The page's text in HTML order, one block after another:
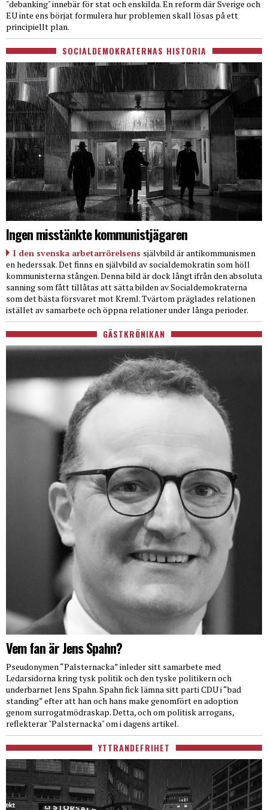
"debanking" innebär för stat och enskilda. En reform där Sverige och
EU inte ens börjat formulera hur problemen skall lösas på ett
principiellt plan.
SOCIALDEMOKRATERNAS HISTORIA
Ingen misstänkte kommunistjägaren
I den svenska arbetarrörelsens självbild är antikommunismen
en hederssak. Det finns en självbild av socialdemokratin som höll
kommunisterna stången. Denna bild är dock långt ifrån den absoluta
sanning som fått tillåtas att sätta bilden av Socialdemokraterna
som det bästa försvaret mot Kreml. Tvärtom präglades relationen
istället av samarbete och öppna relationer under långa perioder.
GÄSTKRÖNIKAN
Vem fan är Jens Spahn?
Pseudonymen “Palsternacka” inleder sitt samarbete med
Ledarsidorna kring tysk politik och den tyske politikern och
underbarnet Jens Spahn. Spahn fick lämna sitt parti CDU i “bad
standing” efter att han och hans make genomfört en adoption
genom surrogatmödraskap. Detta, och om politisk arrogans,
reflekterar "Palsternacka" om i dagens artikel.
YTTRANDEFRIHET